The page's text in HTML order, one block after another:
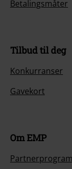
Betalingsmåter
Tilbud til deg
Konkurranser
Gavekort
Om EMP